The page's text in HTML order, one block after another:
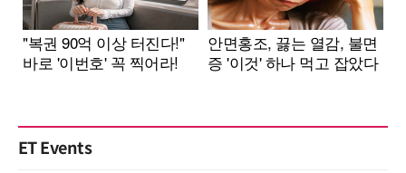
ET Events